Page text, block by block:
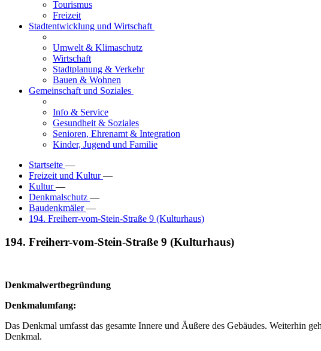
Tourismus
Freizeit
Stadtentwicklung und Wirtschaft
Umwelt & Klimaschutz
Wirtschaft
Stadtplanung & Verkehr
Bauen & Wohnen
Gemeinschaft und Soziales
Info & Service
Gesundheit & Soziales
Senioren, Ehrenamt & Integration
Kinder, Jugend und Familie
Startseite —
Freizeit und Kultur—
Kultur—
Denkmalschutz —
Baudenkmäler—
194. Freiherr-vom-Stein-Straße 9 (Kulturhaus)
194. Freiherr-vom-Stein-Straße 9 (Kulturhaus)
Denkmalwertbegründung
Denkmalumfang:
Das Denkmal umfasst das gesamte Innere und Äußere des Gebäudes. Weiterhin
Denkmal.